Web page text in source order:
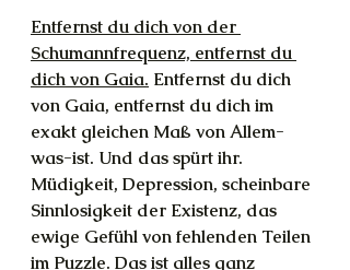
Entfernst du dich von der
Schumannfrequenz, entfernst du
dich von Gaia. Entfernst du dich
von Gaia, entfernst du dich im
exakt gleichen Maß von Allem-
was-ist. Und das spürt ihr.
Müdigkeit, Depression, scheinbare
Sinnlosigkeit der Existenz, das
ewige Gefühl von fehlenden Teilen
im Puzzle. Das ist alles ganz